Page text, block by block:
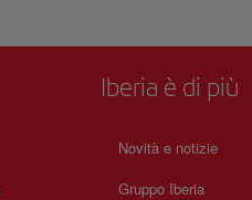
Iberia è di più
Novità e notizie
Gruppo Iberia